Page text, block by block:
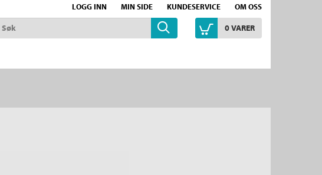
LOGG INN MIN SIDE KUNDESERVICE OM OSS
0VARER